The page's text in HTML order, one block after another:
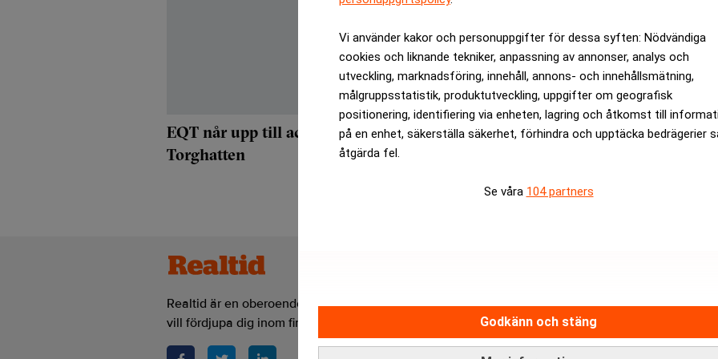
Vi använder kakor och personuppgifter för dessa syften: Nödvändiga
cookies och liknande tekniker, anpassning av annonser, analys och
utveckling, marknadsföring, innehåll, annons- och innehållsmätning,
målgruppsstatistik, produktutveckling, uppgifter om geografisk
positionering, identifiering via enheten, lagring och åtkomst till
på en enhet, säkerställa säkerhet, förhindra och upptäcka bedrägerier
åtgärda fel.
Se våra 104 partners
Godkänn och stäng
EQT når upp till acceptansgraden i budet på
Torghatten
Realtid är en oberoende och kostnadsfri nyhetskanal för dig som
vill fördjupa dig inom finans- och näringslivsnyheter.
Relevance AI-policy
Annonsera på Realtid
Pressmeddelanden